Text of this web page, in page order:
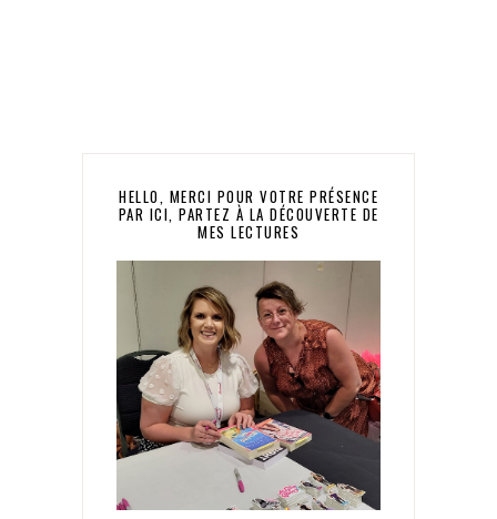
HELLO, MERCI POUR VOTRE PRÉSENCE
PAR ICI, PARTEZ À LA DÉCOUVERTE DE
MES LECTURES